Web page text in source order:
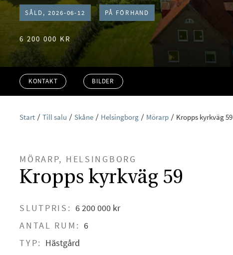
SÅLD, 2026-06-12 PÅ FÖRHAND
6 200 000 KR
KONTAKT BILDER
Start Till salu Skåne Helsingborg Mörarp Kropps kyrkväg 59
MÖRARP, HELSINGBORG
Kropps kyrkväg 59
SLUTPRIS: 6 200 000 kr
ANTAL RUM: 6
TYP: Hästgård